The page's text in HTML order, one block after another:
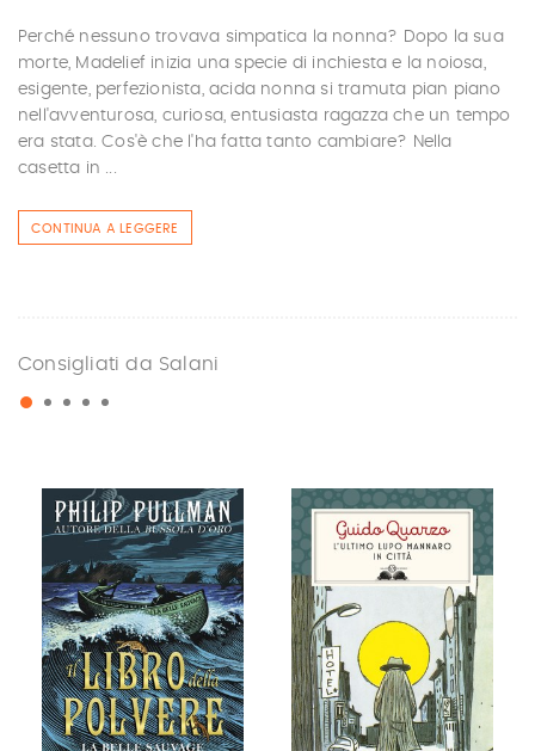
Perché nessuno trovava simpatica la nonna? Dopo la sua
morte, Madelief inizia una specie di inchiesta e la noiosa,
esigente, perfezionista, acida nonna si tramuta pian piano
nell'avventurosa, curiosa, entusiasta ragazza che un tempo
era stata. Cos'è che l'ha fatta tanto cambiare? Nella
casetta in ...
CONTINUA A LEGGERE
Consigliati da Salani